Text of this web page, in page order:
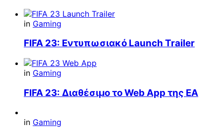
in Gaming
FIFA 23: Εντυπωσιακό Launch Trailer
in Gaming
FIFA 23: Διαθέσιμο το Web App της EA
in Gaming